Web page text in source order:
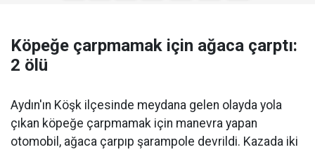
Köpeğe çarpmamak için ağaca çarptı:
2 ölü
Aydın'ın Köşk ilçesinde meydana gelen olayda yola
çıkan köpeğe çarpmamak için manevra yapan
otomobil, ağaca çarpıp şarampole devrildi. Kazada iki